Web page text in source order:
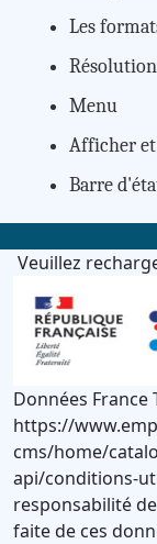
Les
Menu
Afficher et
Barre
Veuillez
Données France
https://
cms/home/
api/conditions-
responsabilité
faite de ces